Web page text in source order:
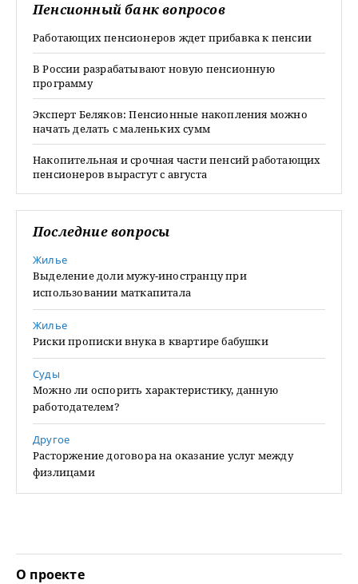
Пенсионный банк вопросов
Работающих пенсионеров ждет прибавка к пенсии
В России разрабатывают новую пенсионную
программу
Эксперт Беляков: Пенсионные накопления можно
начать делать с маленьких сумм
Накопительная и срочная части пенсий работающих
пенсионеров вырастут с августа
Последние вопросы
Жилье
Выделение доли мужу-иностранцу при
использовании маткапитала
Жилье
Риски прописки внука в квартире бабушки
Суды
Можно ли оспорить характеристику, данную
работодателем?
Другое
Расторжение договора на оказание услуг между
физлицами
О проекте